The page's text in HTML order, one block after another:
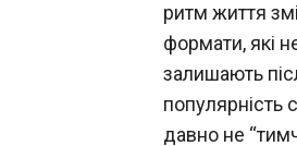
ритм життя
формати, які
залишають
популярність
давно не